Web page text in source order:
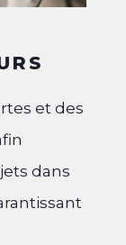
et des
dans